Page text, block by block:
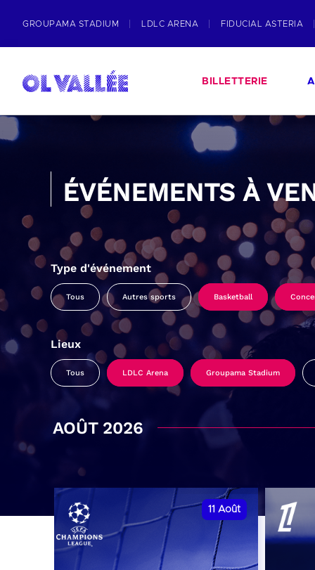
GROUPAMA STADIUM LDLC ARENA FIDUCIAL ASTERIA
BILLETTERIE
ÉVÉNEMENTS À
Type d'événement
Tous Autres sports Basketball
Lieux
Tous LDLC Arena Groupama Stadium
AOÛT 2026
11 Août